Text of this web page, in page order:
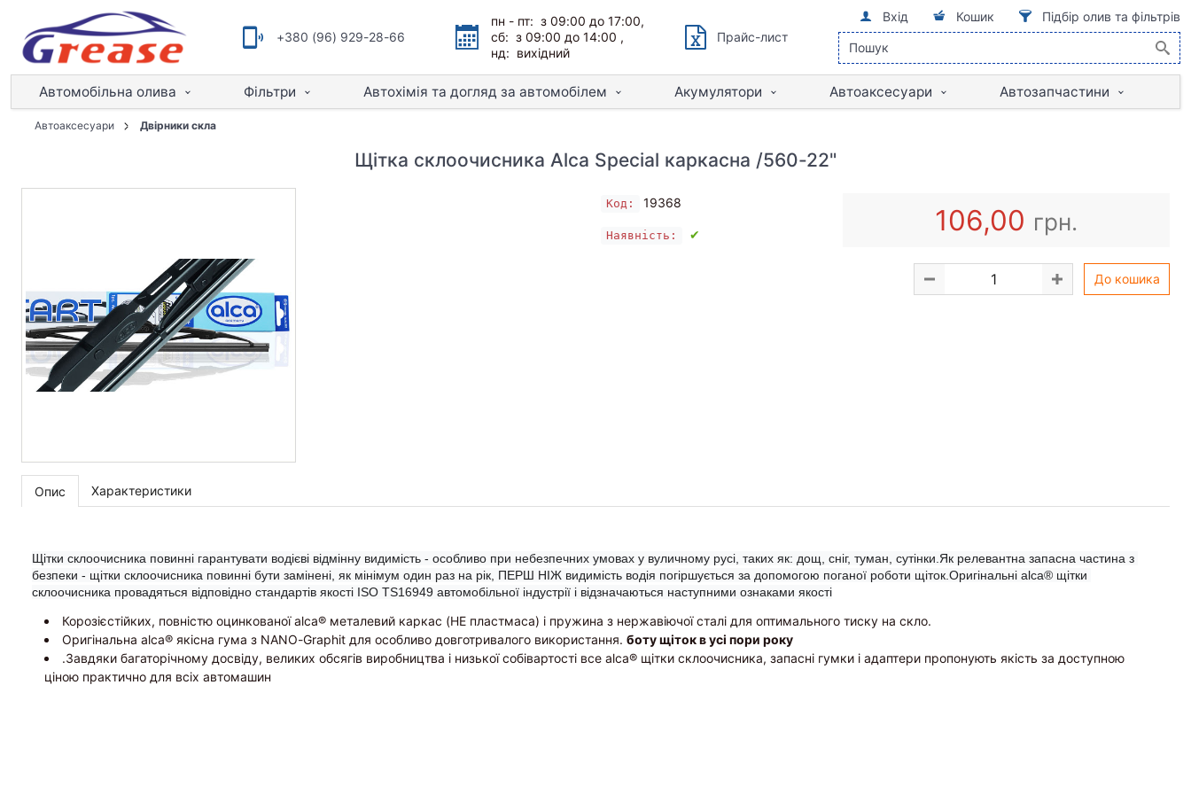
+380 (96) 929-28-66
пн - пт: з 09:00 до 17:00,
сб: з 09:00 до 14:00 ,
нд: вихідний
Прайс-лист
Вхід Кошик Підбір олив та фільтрів
Автомобільна олива Фільтри Автохімія та догляд за автомобілем Акумулятори Автоаксесуари Автозапчастини
Автоаксесуари Двірники скла
Щітка склоочисника Alca Special каркасна /560-22"
Код: 19368
Наявність: ✔ 106,00 грн.
До кошика
Опис Характеристики
Щітки склоочисника повинні гарантувати водієві відмінну видимість - особливо при небезпечних умовах у вуличному русі, таких як: дощ, сніг, туман, сутінки.Як релевантна запасна частина з
безпеки - щітки склоочисника повинні бути замінені, як мінімум один раз на рік, ПЕРШ НІЖ видимість водія погіршується за допомогою поганої роботи щіток.Оригінальні alca® щітки
склоочисника провадяться відповідно стандартів якості ISO TS16949 автомобільної індустрії і відзначаються наступними ознаками якості
Корозієстійких, повністю оцинкованої alca® металевий каркас (НЕ пластмаса) і пружина з нержавіючої сталі для оптимального тиску на скло.
Оригінальна alca® якісна гума з NANO-Graphit для особливо довготривалого використання. боту щіток в усі пори року
.Завдяки багаторічному досвіду, великих обсягів виробництва і низької собівартості все alca® щітки склоочисника, запасні гумки і адаптери пропонують якість за доступною
ціною практично для всіх автомашин